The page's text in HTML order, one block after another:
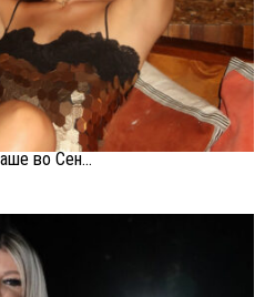
во Сен...